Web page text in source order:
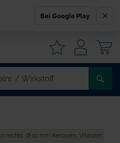
rechts, Ø 10 mm Aerosem, Vitasem
Bei Google Play